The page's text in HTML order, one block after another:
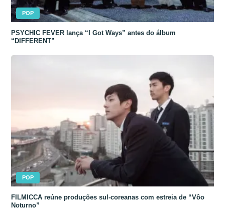
POP
PSYCHIC FEVER lança “I Got Ways” antes do álbum
“DIFFERENT”
POP
FILMICCA reúne produções sul-coreanas com estreia de “Vôo
Noturno”